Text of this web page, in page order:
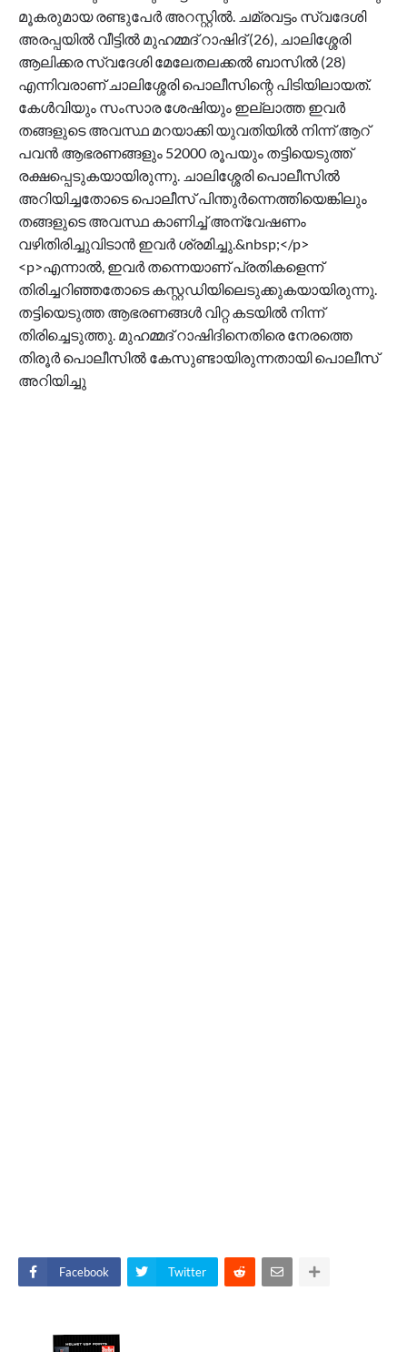
മൂകരുമായ രണ്ടുപേര്‍ അറസ്റ്റില്‍. ചമ്രവട്ടം സ്വദേശി
അരപ്പയില്‍ വീട്ടില്‍ മുഹമ്മദ് റാഷിദ് (26), ചാലിശ്ശേരി
ആലിക്കര സ്വദേശി മേലേതലക്കല്‍ ബാസില്‍ (28)
എന്നിവരാണ് ചാലിശ്ശേരി പൊലീസിന്റെ പിടിയിലായത്.
കേൾവിയും സംസാര ശേഷിയും ഇല്ലാത്ത ഇവര്‍
തങ്ങളുടെ അവസ്ഥ മറയാക്കി യുവതിയില്‍ നിന്ന് ആറ്
പവന്‍ ആഭരണങ്ങളും 52000 രൂപയും തട്ടിയെടുത്ത്
രക്ഷപ്പെടുകയായിരുന്നു. ചാലിശ്ശേരി പൊലീസില്‍
അറിയിച്ചതോടെ പൊലീസ് പിന്തുര്‍ന്നെത്തിയെങ്കിലും
തങ്ങളുടെ അവസ്ഥ കാണിച്ച് അന്വേഷണം
വഴിതിരിച്ചുവിടാന്‍ ഇവർ ശ്രമിച്ചു.&nbsp;</p>
<p>എന്നാല്‍, ഇവര്‍ തന്നെയാണ് പ്രതികളെന്ന്
തിരിച്ചറിഞ്ഞതോടെ കസ്റ്റഡിയിലെടുക്കുകയായിരുന്നു.
തട്ടിയെടുത്ത ആഭരണങ്ങള്‍ വിറ്റ കടയില്‍ നിന്ന്
തിരിച്ചെടുത്തു. മുഹമ്മദ് റാഷിദിനെതിരെ നേരത്തെ
തിരൂര്‍ പൊലീസില്‍ കേസുണ്ടായിരുന്നതായി പൊലീസ്
അറിയിച്ചു
Facebook Twitter